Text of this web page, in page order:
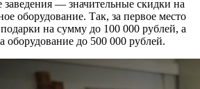
— значительные скидки на
оборудование. Так, за первое место
на сумму до 100 000 рублей, а
до 500 000 рублей.